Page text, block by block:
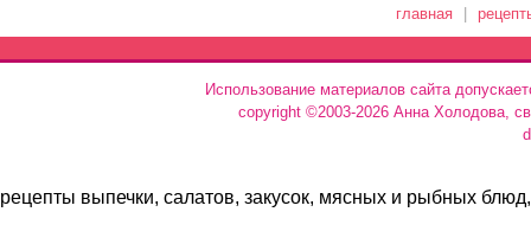
главная
Использование материалов сайта
copyright ©2003-2026 Анна Холодова,
рецепты выпечки, салатов, закусок, мясных и рыбных